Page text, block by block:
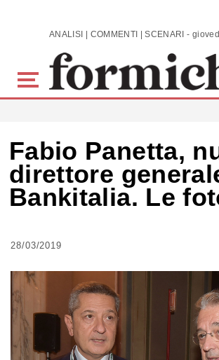
Skip to main content ANALISI |
Fabio Panetta,
direttore
Bankitalia. Le
28/03/2019